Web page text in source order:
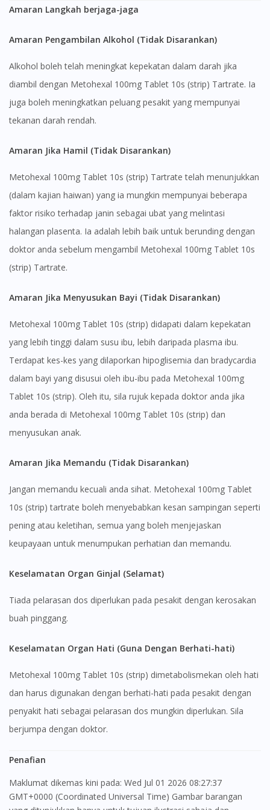
Visit DoctorOnCall Singapore
You are currently on DoctorOnCall.com.my, our Malaysian
site.
To serve you better, would you like to head over to
DoctorOnCall Singapore?
Continue to DoctorOnCall Singapore
Amaran Langkah berjaga-jaga
Amaran Pengambilan Alkohol (Tidak Disarankan)
Alkohol boleh telah meningkat kepekatan dalam darah jika
diambil dengan Metohexal 100mg Tablet 10s (strip) Tartrate. Ia
juga boleh meningkatkan peluang pesakit yang mempunyai
tekanan darah rendah.
Amaran Jika Hamil (Tidak Disarankan)
Metohexal 100mg Tablet 10s (strip) Tartrate telah menunjukkan
(dalam kajian haiwan) yang ia mungkin mempunyai beberapa
faktor risiko terhadap janin sebagai ubat yang melintasi
halangan plasenta. Ia adalah lebih baik untuk berunding dengan
doktor anda sebelum mengambil Metohexal 100mg Tablet 10s
(strip) Tartrate.
Amaran Jika Menyusukan Bayi (Tidak Disarankan)
Metohexal 100mg Tablet 10s (strip) didapati dalam kepekatan
yang lebih tinggi dalam susu ibu, lebih daripada plasma ibu.
Terdapat kes-kes yang dilaporkan hipoglisemia dan bradycardia
dalam bayi yang disusui oleh ibu-ibu pada Metohexal 100mg
Tablet 10s (strip). Oleh itu, sila rujuk kepada doktor anda jika
anda berada di Metohexal 100mg Tablet 10s (strip) dan
menyusukan anak.
Amaran Jika Memandu (Tidak Disarankan)
Jangan memandu kecuali anda sihat. Metohexal 100mg Tablet
10s (strip) tartrate boleh menyebabkan kesan sampingan seperti
pening atau keletihan, semua yang boleh menjejaskan
keupayaan untuk menumpukan perhatian dan memandu.
Keselamatan Organ Ginjal (Selamat)
Tiada pelarasan dos diperlukan pada pesakit dengan kerosakan
buah pinggang.
Keselamatan Organ Hati (Guna Dengan Berhati-hati)
Metohexal 100mg Tablet 10s (strip) dimetabolismekan oleh hati
dan harus digunakan dengan berhati-hati pada pesakit dengan
penyakit hati sebagai pelarasan dos mungkin diperlukan. Sila
berjumpa dengan doktor.
Penafian
Maklumat dikemas kini pada: Wed Jul 01 2026 08:27:37
GMT+0000 (Coordinated Universal Time) Gambar barangan